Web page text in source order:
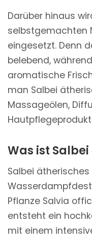
Darüber hinaus
selbstgemachten
eingesetzt. Denn
belebend,
aromatische
man Salbei
Massageölen,
Was ist
Salbei
Pflanze Salvia
entsteht ein
mit einem